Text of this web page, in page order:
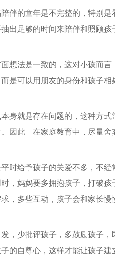
伴的童年是不完整的，特别
出足够的时间来陪伴和照顾孩
想法是一致的，这对小孩而
是可以用朋友的身份和孩子相
身就是存在问题的，这种方
因此，在家庭教育中，尽量舍
时给予孩子的关爱不多，不
，妈妈要多拥抱孩子，打破
，多些互动，孩子会和家长慢
，少批评孩子，多鼓励孩子
的自尊心，这样才能让孩子